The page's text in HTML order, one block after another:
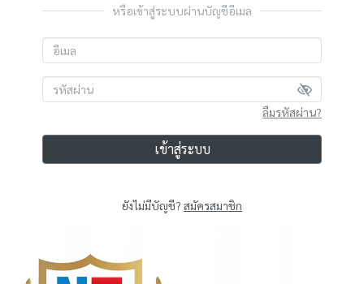
หรือเข้าสู่ระบบผ่านบัญชีอีเมล
ลืมรหัสผ่าน?
เข้าสู่ระบบ
ยังไม่มีบัญชี? สมัครสมาชิก